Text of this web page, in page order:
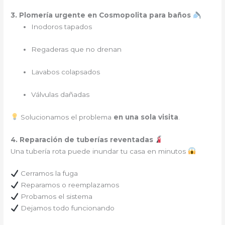
3. Plomería urgente en Cosmopolita para baños
Inodoros tapados
Regaderas que no drenan
Lavabos colapsados
Válvulas dañadas
Solucionamos el problema en una sola visita
4. Reparación de tuberías reventadas
Una tubería rota puede inundar tu casa en minutos
Cerramos la fuga
Reparamos o reemplazamos
Probamos el sistema
Dejamos todo funcionando